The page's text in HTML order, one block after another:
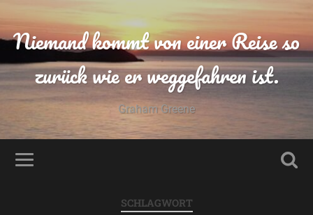
Niemand kommt von einer Reise so
zurück wie er weggefahren ist.
Graham Greene
SCHLAGWORT